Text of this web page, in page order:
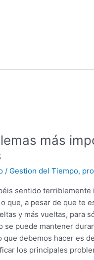
más
/ Gestion del Tiempo,
sentido
que, a pesar de que te
y más vueltas, para
se puede mantener
que debemos hacer es
los principales